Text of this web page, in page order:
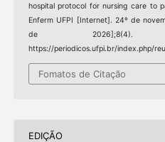
hospital protocol for nursing care to
Enferm UFPI [Internet]. 24º de
de 2026];8(4).
https://periodicos.ufpi.br/index.php/
Fomatos de Citação
EDIÇÃO